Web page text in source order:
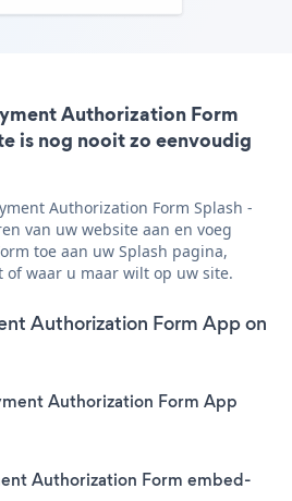
Authorization Form
is nog nooit zo eenvoudig
Authorization Form Splash -
van uw website aan en voeg
toe aan uw Splash pagina,
of waar u maar wilt op uw site.
Authorization Form App on
Authorization Form App
Authorization Form embed-